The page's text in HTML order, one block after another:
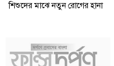
শিশুদের মাঝে নতুন রোগের হানা